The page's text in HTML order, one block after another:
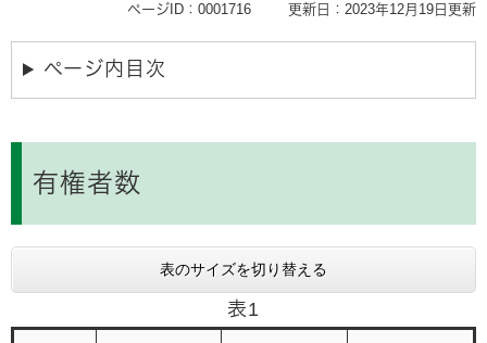
ページID：0001716 更新日：2023年12月19日更新
ページ内目次
有権者数
表のサイズを切り替える
表1